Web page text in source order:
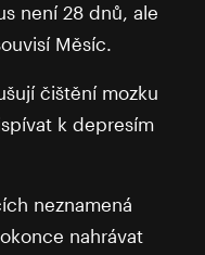
není 28 dnů, ale
Měsíc.
čištění mozku
k depresím
neznamená
nahrávat